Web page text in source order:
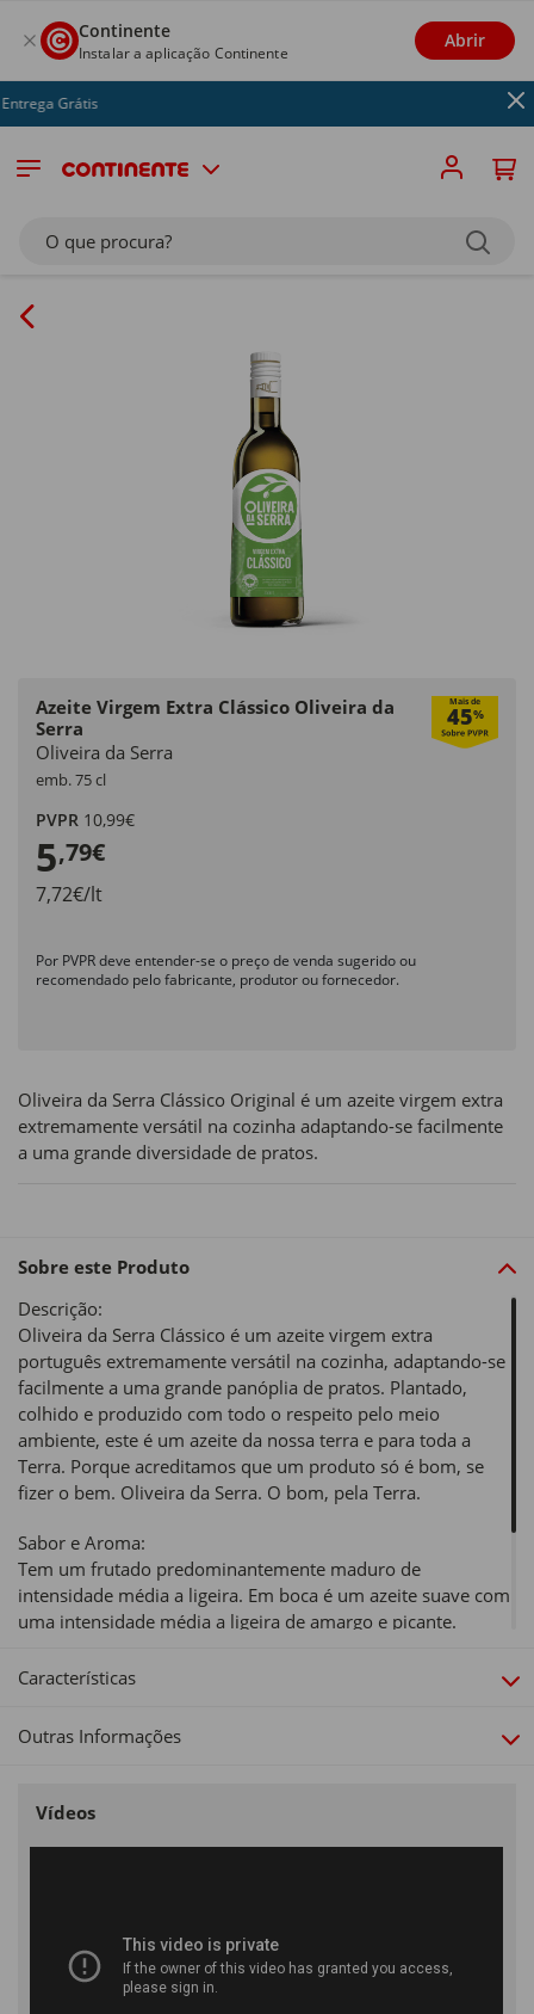
Continente
Instalar a aplicação Continente
Abrir
Grátis
O que procura?
Azeite Virgem Extra Clássico Oliveira da
Serra
Mais de
45%
Oliveira da Serra
emb. 75 cl
PVPR 10,99€
5,79€
7,72€/lt
Por PVPR deve entender-se o preço de venda sugerido ou
recomendado pelo fabricante, produtor ou fornecedor.
Oliveira da Serra Clássico Original é um azeite virgem extra
extremamente versátil na cozinha adaptando-se facilmente
a uma grande diversidade de pratos.
Sobre este Produto
Descrição:
Oliveira da Serra Clássico é um azeite virgem extra
português extremamente versátil na cozinha, adaptando-se
facilmente a uma grande panóplia de pratos. Plantado,
colhido e produzido com todo o respeito pelo meio
ambiente, este é um azeite da nossa terra e para toda a
Terra. Porque acreditamos que um produto só é bom, se
fizer o bem. Oliveira da Serra. O bom, pela Terra.
Sabor e Aroma:
Tem um frutado predominantemente maduro de
intensidade média a ligeira. Em boca é um azeite suave com
uma intensidade média a ligeira de amargo e picante.
Azeite Virgem Extra
Características
Outras Informações
Vídeos